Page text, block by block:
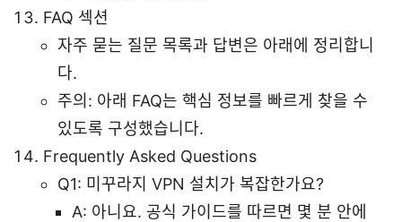
FAQ 섹션
자주 묻는 질문 목록과 답변은 아래에 정리합니
다.
주의: 아래 FAQ는 핵심 정보를 빠르게 찾을 수
있도록 구성했습니다.
Frequently Asked Questions
Q1: 미꾸라지 VPN 설치가 복잡한가요?
A: 아니요. 공식 가이드를 따르면 몇 분 안에